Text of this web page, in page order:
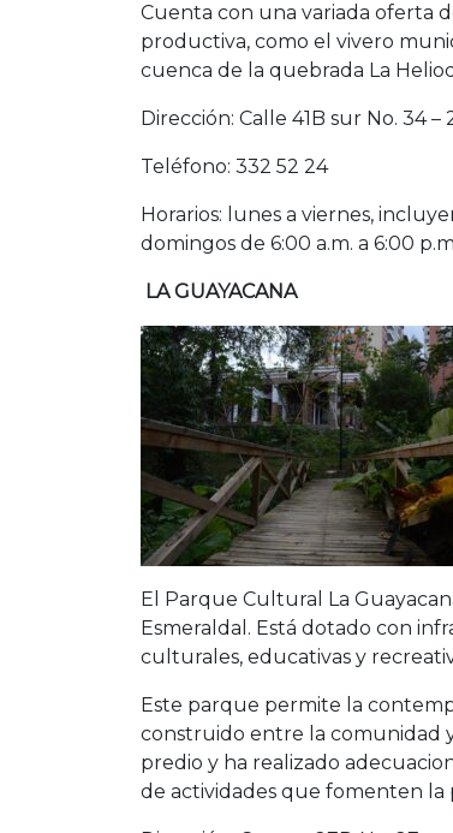
Cuenta con una variada oferta
productiva, como el vivero
cuenca de la quebrada La
Dirección: Calle 41B sur No. 34
Teléfono: 332 52 24
Horarios: lunes a viernes,
domingos de 6:00 a.m. a 6:00
LA GUAYACANA
El Parque Cultural La
Esmeraldal. Está dotado con
culturales, educativas y
Este parque permite la
construido entre la comunidad
predio y ha realizado
de actividades que fomenten la